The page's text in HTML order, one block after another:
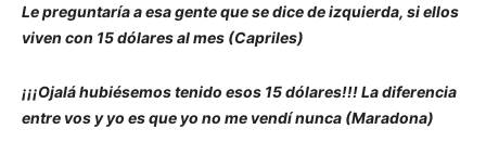
Le preguntaría a esa gente que se dice de izquierda, si ellos
viven con 15 dólares al mes (Capriles)
¡¡¡Ojalá hubiésemos tenido esos 15 dólares!!! La diferencia
entre vos y yo es que yo no me vendí nunca (Maradona)